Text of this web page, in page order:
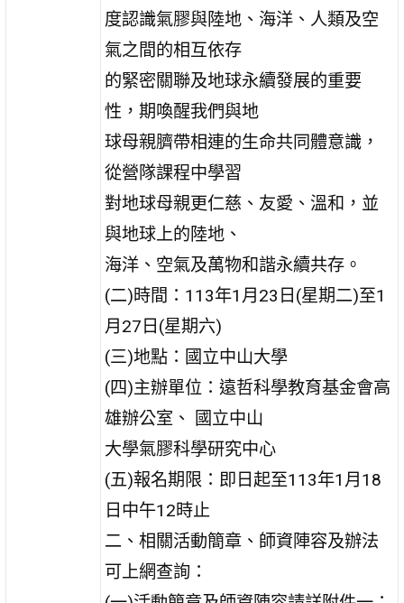
度認識氣膠與陸地、海洋、人類及空
氣之間的相互依存
的緊密關聯及地球永續發展的重要
性，期喚醒我們與地
球母親臍帶相連的生命共同體意識，
從營隊課程中學習
對地球母親更仁慈、友愛、溫和，並
與地球上的陸地、
海洋、空氣及萬物和諧永續共存。
(二)時間：113年1月23日(星期二)至1
月27日(星期六)
(三)地點：國立中山大學
(四)主辦單位：遠哲科學教育基金會高
雄辦公室、 國立中山
大學氣膠科學研究中心
(五)報名期限：即日起至113年1月18
日中午12時止
二、相關活動簡章、師資陣容及辦法
可上網查詢：